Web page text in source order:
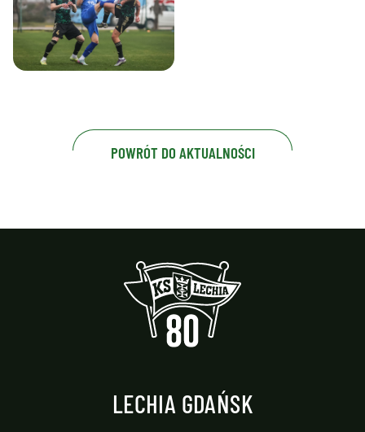
POWRÓT DO AKTUALNOŚCI
LECHIA GDAŃSK